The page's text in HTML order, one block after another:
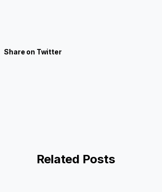
Share on Twitter
Related Posts